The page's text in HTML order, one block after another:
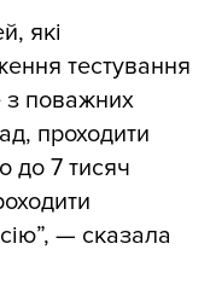
які
тестування
з поважних
проходити
до 7 тисяч
— сказала